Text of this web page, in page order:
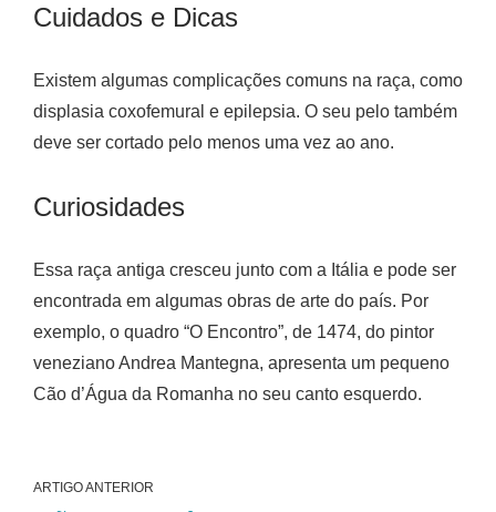
Cuidados e Dicas
Existem algumas complicações comuns na raça, como
displasia coxofemural e epilepsia. O seu pelo também
deve ser cortado pelo menos uma vez ao ano.
Curiosidades
Essa raça antiga cresceu junto com a Itália e pode ser
encontrada em algumas obras de arte do país. Por
exemplo, o quadro “O Encontro”, de 1474, do pintor
veneziano Andrea Mantegna, apresenta um pequeno
Cão d’Água da Romanha no seu canto esquerdo.
ARTIGO ANTERIOR